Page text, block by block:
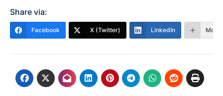
Share via:
Facebook X (Twitter) LinkedIn More